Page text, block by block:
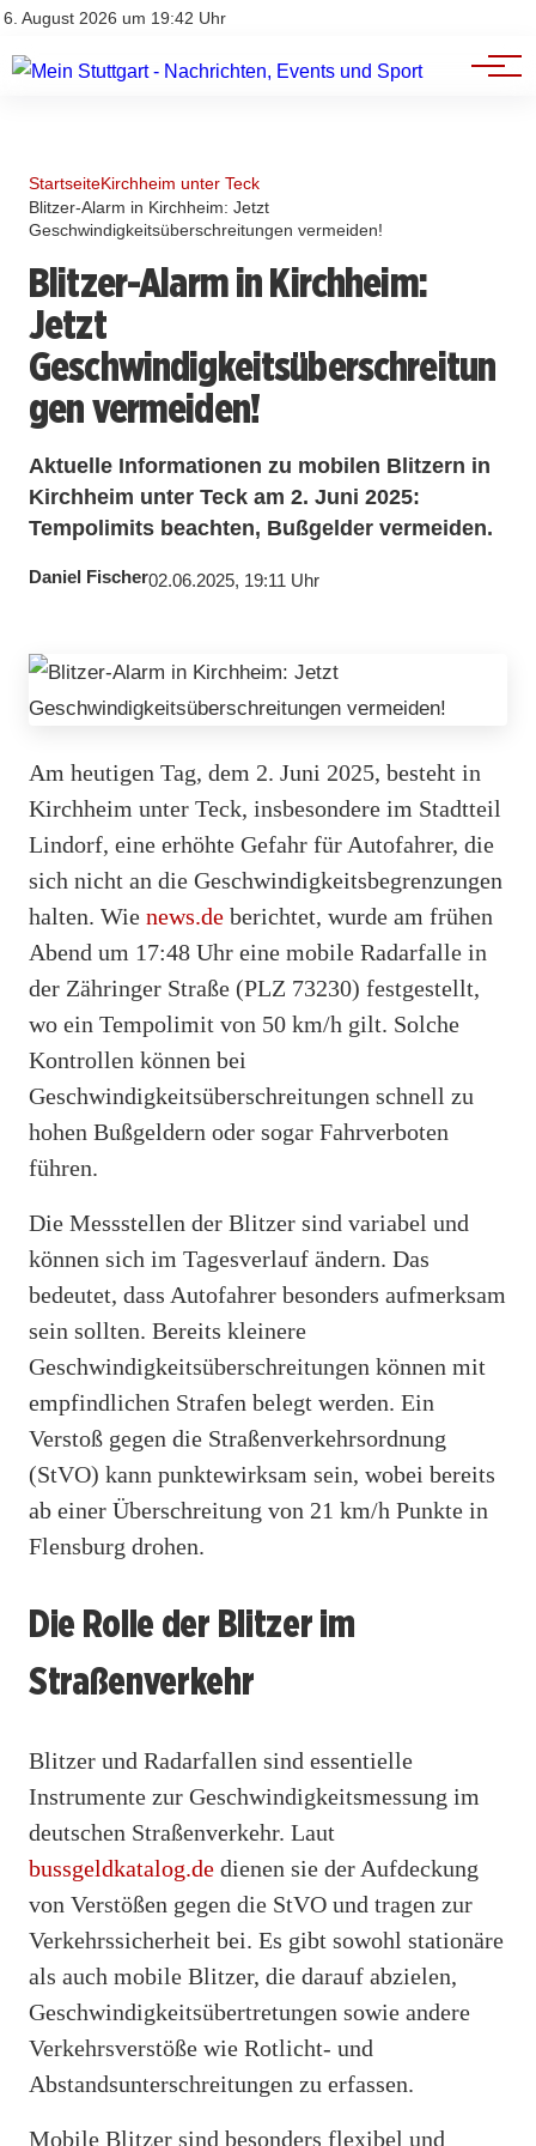
6. August 2026 um 19:42 Uhr
Impressum
Branchenbuch
Werbung
StartseiteKirchheim unter Teck
Blitzer-Alarm in Kirchheim: Jetzt
Geschwindigkeitsüberschreitungen vermeiden!
Blitzer-Alarm in Kirchheim:
Jetzt
Geschwindigkeitsüberschreitun
gen vermeiden!
Aktuelle Informationen zu mobilen Blitzern in
Kirchheim unter Teck am 2. Juni 2025:
Tempolimits beachten, Bußgelder vermeiden.
Daniel Fischer02.06.2025, 19:11 Uhr
Am heutigen Tag, dem 2. Juni 2025, besteht in
Kirchheim unter Teck, insbesondere im Stadtteil
Lindorf, eine erhöhte Gefahr für Autofahrer, die
sich nicht an die Geschwindigkeitsbegrenzungen
halten. Wie news.de berichtet, wurde am frühen
Abend um 17:48 Uhr eine mobile Radarfalle in
der Zähringer Straße (PLZ 73230) festgestellt,
wo ein Tempolimit von 50 km/h gilt. Solche
Kontrollen können bei
Geschwindigkeitsüberschreitungen schnell zu
hohen Bußgeldern oder sogar Fahrverboten
führen.
Die Messstellen der Blitzer sind variabel und
können sich im Tagesverlauf ändern. Das
bedeutet, dass Autofahrer besonders aufmerksam
sein sollten. Bereits kleinere
Geschwindigkeitsüberschreitungen können mit
empfindlichen Strafen belegt werden. Ein
Verstoß gegen die Straßenverkehrsordnung
(StVO) kann punktewirksam sein, wobei bereits
ab einer Überschreitung von 21 km/h Punkte in
Flensburg drohen.
Die Rolle der Blitzer im
Straßenverkehr
Blitzer und Radarfallen sind essentielle
Instrumente zur Geschwindigkeitsmessung im
deutschen Straßenverkehr. Laut
bussgeldkatalog.de dienen sie der Aufdeckung
von Verstößen gegen die StVO und tragen zur
Verkehrssicherheit bei. Es gibt sowohl stationäre
als auch mobile Blitzer, die darauf abzielen,
Geschwindigkeitsübertretungen sowie andere
Verkehrsverstöße wie Rotlicht- und
Abstandsunterschreitungen zu erfassen.
Mobile Blitzer sind besonders flexibel und